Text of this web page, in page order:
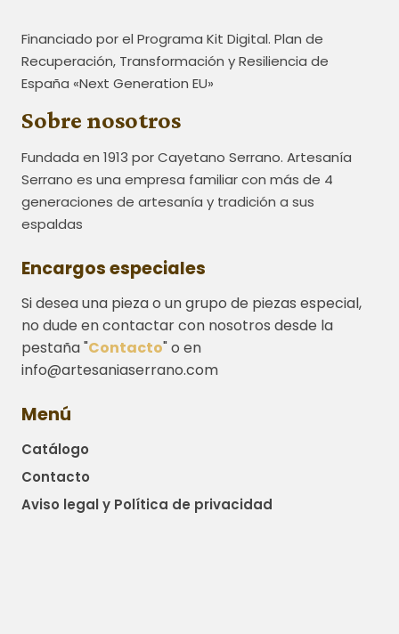
Financiado por el Programa Kit Digital. Plan de
Recuperación, Transformación y Resiliencia de
España «Next Generation EU»
Sobre nosotros
Fundada en 1913 por Cayetano Serrano. Artesanía
Serrano es una empresa familiar con más de 4
generaciones de artesanía y tradición a sus
espaldas
Encargos especiales
Si desea una pieza o un grupo de piezas especial,
no dude en contactar con nosotros desde la
pestaña "Contacto" o en
info@artesaniaserrano.com
Menú
Catálogo
Contacto
Aviso legal y Política de privacidad